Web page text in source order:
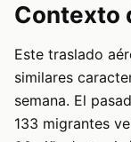
Contexto
Este traslado
similares
semana. El
133 migrantes